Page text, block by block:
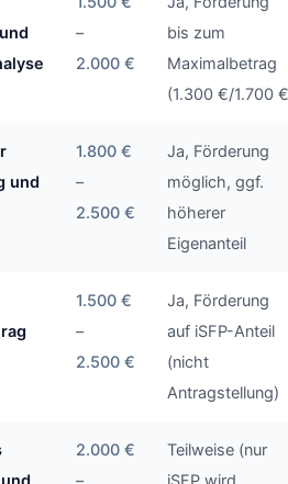
–
2.000 €
bis zum
Maximalbetrag
(1.300 €/1.700
und
1.800 €
–
2.500 €
Ja, Förderung
möglich, ggf.
höherer
Eigenanteil
1.500 €
–
2.500 €
Ja, Förderung
auf iSFP-Anteil
(nicht
Antragstellung)
2.000 €
–
Teilweise (nur
iSFP wird